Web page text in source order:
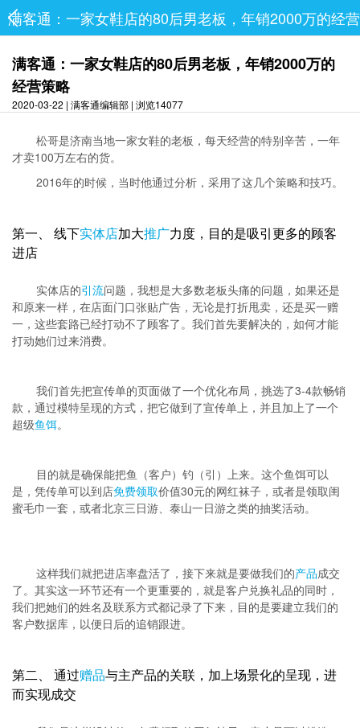
满客通：一家女鞋店的80后男老板，年销2000万的经
满客通：一家女鞋店的80后男老板，年销2000万的
经营策略
2020-03-22 | 满客通编辑部 | 浏览14077
松哥是济南当地一家女鞋的老板，每天经营的特别辛苦，一年
才卖100万左右的货。
2016年的时候，当时他通过分析，采用了这几个策略和技巧。
第一、 线下实体店加大推广力度，目的是吸引更多的顾客
进店
实体店的引流问题，我想是大多数老板头痛的问题，如果还是
和原来一样，在店面门口张贴广告，无论是打折甩卖，还是买一赠
一，这些套路已经打动不了顾客了。我们首先要解决的，如何才能
打动她们过来消费。
我们首先把宣传单的页面做了一个优化布局，挑选了3-4款畅销
款，通过模特呈现的方式，把它做到了宣传单上，并且加上了一个
超级鱼饵。
目的就是确保能把鱼（客户）钓（引）上来。这个鱼饵可以
是，凭传单可以到店免费领取价值30元的网红袜子，或者是领取闺
蜜毛巾一套，或者北京三日游、泰山一日游之类的抽奖活动。
这样我们就把进店率盘活了，接下来就是要做我们的产品成交
了。其实这一环节还有一个更重要的，就是客户兑换礼品的同时，
我们把她们的姓名及联系方式都记录了下来，目的是要建立我们的
客户数据库，以便日后的追销跟进。
第二、 通过赠品与主产品的关联，加上场景化的呈现，进
而实现成交